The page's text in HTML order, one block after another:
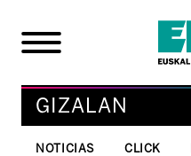
GIZALAN
NOTICIAS CLICK